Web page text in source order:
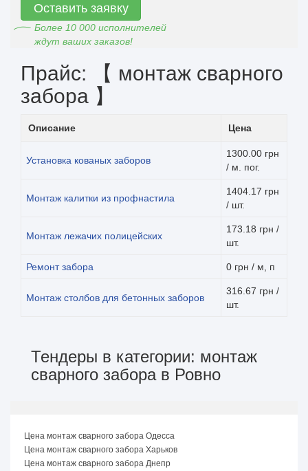
Оставить заявку
Более 10 000 исполнителей
ждут ваших заказов!
Прайс: 【 монтаж сварного
забора 】
Описание Цена
Установка кованых заборов
1300.00 грн
/ м. пог.
Монтаж калитки из профнастила
1404.17 грн
/ шт.
Монтаж лежачих полицейских
173.18 грн /
шт.
Ремонт забора 0 грн / м, п
Монтаж столбов для бетонных заборов
316.67 грн /
шт.
Тендеры в категории: монтаж
сварного забора в Ровно
Цена монтаж сварного забора Одесса
Цена монтаж сварного забора Харьков
Цена монтаж сварного забора Днепр